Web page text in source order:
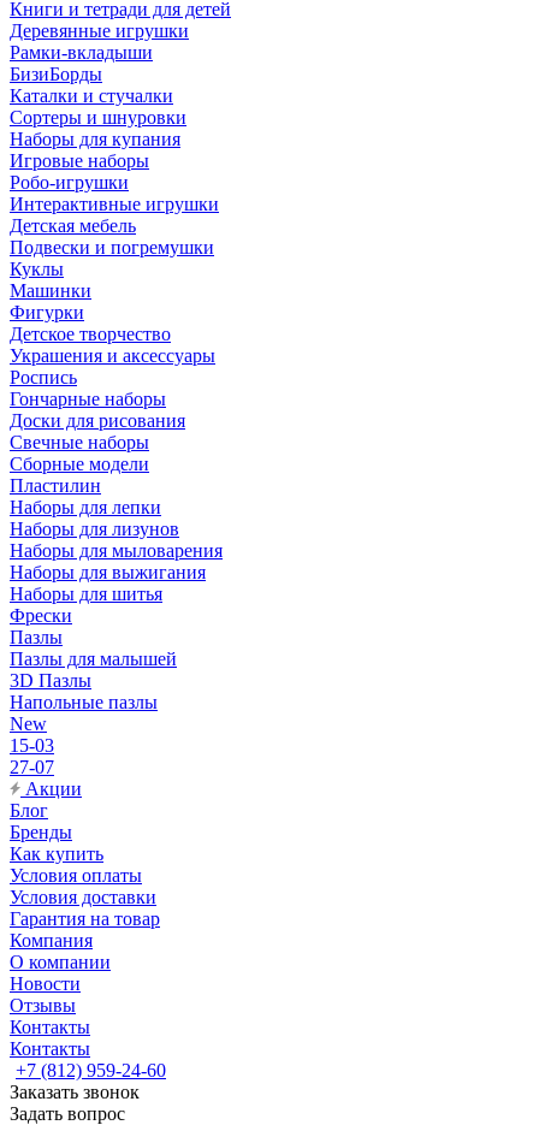
Книги и тетради для детей
Деревянные игрушки
Рамки-вкладыши
БизиБорды
Каталки и стучалки
Сортеры и шнуровки
Наборы для купания
Игровые наборы
Робо-игрушки
Интерактивные игрушки
Детская мебель
Подвески и погремушки
Куклы
Машинки
Фигурки
Детское творчество
Украшения и аксессуары
Роспись
Гончарные наборы
Доски для рисования
Свечные наборы
Сборные модели
Пластилин
Наборы для лепки
Наборы для лизунов
Наборы для мыловарения
Наборы для выжигания
Наборы для шитья
Фрески
Пазлы
Пазлы для малышей
3D Пазлы
Напольные пазлы
New
15-03
27-07
Акции
Блог
Бренды
Как купить
Условия оплаты
Условия доставки
Гарантия на товар
Компания
О компании
Новости
Отзывы
Контакты
Контакты
+7 (812) 959-24-60
Заказать звонок
Задать вопрос